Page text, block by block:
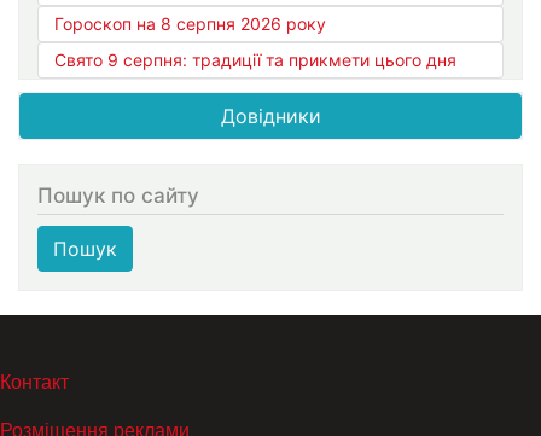
Гороскоп на 8 серпня 2026 року
Свято 9 серпня: традиції та прикмети цього дня
Довідники
Пошук по сайту
Пошук
МЕНЮ В ПОДВАЛЕ
Контакт
Розміщення реклами